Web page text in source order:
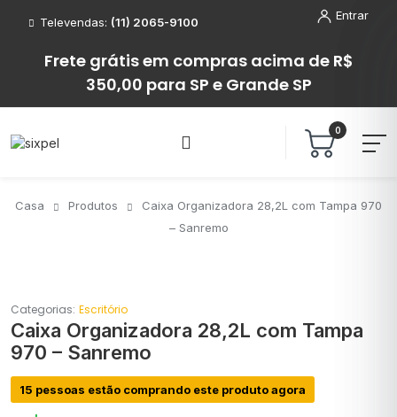
Televendas: (11) 2065-9100
Frete grátis em compras acima de R$
350,00 para SP e Grande SP
Entrar
0
Casa Produtos
Caixa Organizadora 28,2L com Tampa 970
– Sanremo
Categorias: Escritório
Caixa Organizadora 28,2L com Tampa
970 – Sanremo
15 pessoas estão comprando este produto agora